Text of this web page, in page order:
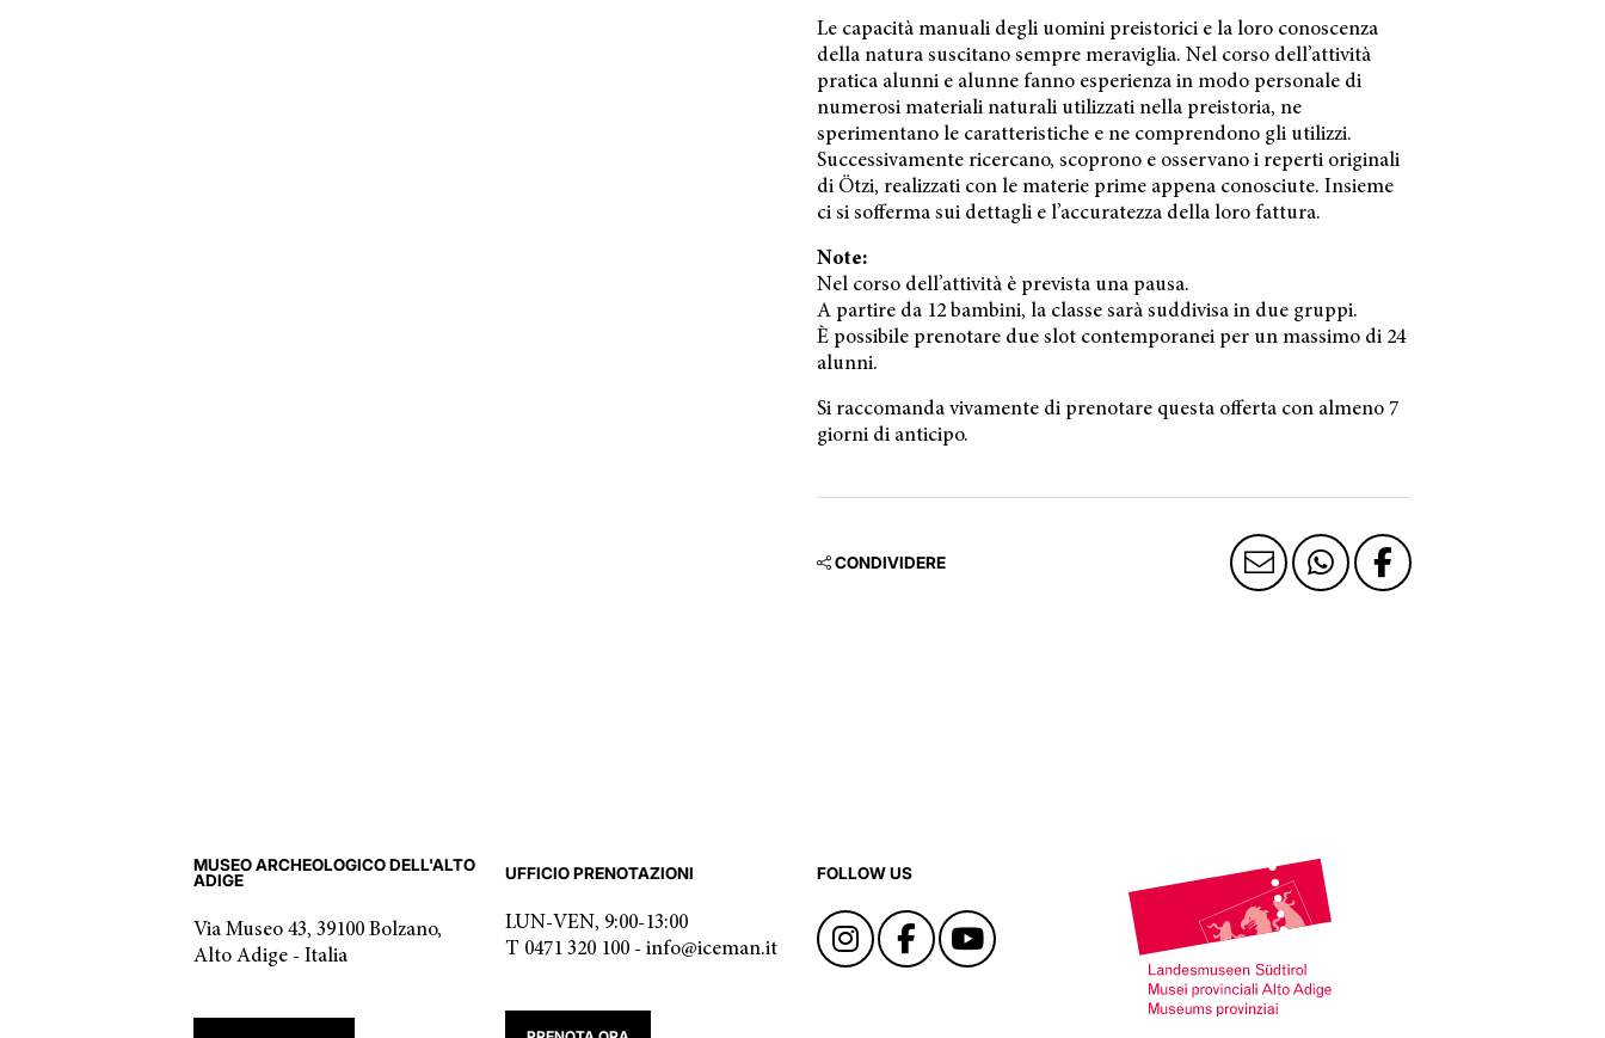
Le capacità manuali degli uomini preistorici e la loro conoscenza
della natura suscitano sempre meraviglia. Nel corso dell’attività
pratica alunni e alunne fanno esperienza in modo personale di
numerosi materiali naturali utilizzati nella preistoria, ne
sperimentano le caratteristiche e ne comprendono gli utilizzi.
Successivamente ricercano, scoprono e osservano i reperti originali
di Ötzi, realizzati con le materie prime appena conosciute. Insieme
ci si sofferma sui dettagli e l’accuratezza della loro fattura.
Note:
Nel corso dell’attività è prevista una pausa.
A partire da 12 bambini, la classe sarà suddivisa in due gruppi.
È possibile prenotare due slot contemporanei per un massimo di 24
alunni.
Si raccomanda vivamente di prenotare questa offerta con almeno 7
giorni di anticipo.
CONDIVIDERE
MUSEO ARCHEOLOGICO DELL'ALTO
ADIGE
Via Museo 43, 39100 Bolzano,
Alto Adige - Italia
UFFICIO PRENOTAZIONI
LUN-VEN, 9:00-13:00
T 0471 320 100 - info@iceman.it
FOLLOW US